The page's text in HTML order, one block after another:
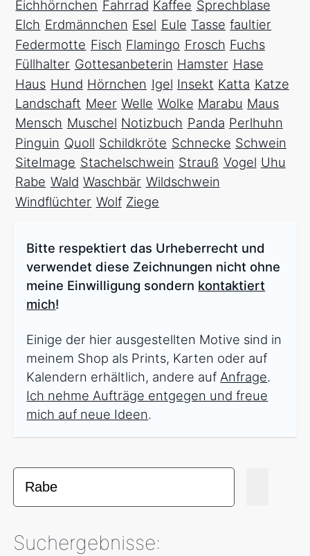
Eichhörnchen Fahrrad Kaffee Sprechblase
Elch Erdmännchen Esel Eule Tasse faultier
Federmotte Fisch Flamingo Frosch Fuchs
Füllhalter Gottesanbeterin Hamster Hase
Haus Hund Hörnchen Igel Insekt Katta Katze
Landschaft Meer Welle Wolke Marabu Maus
Mensch Muschel Notizbuch Panda Perlhuhn
Pinguin Quoll Schildkröte Schnecke Schwein
SiteImage Stachelschwein Strauß Vogel Uhu
Rabe Wald Waschbär Wildschwein
Windflüchter Wolf Ziege
Bitte respektiert das Urheberrecht und
verwendet diese Zeichnungen nicht ohne
meine Einwilligung sondern kontaktiert
mich!
Einige der hier ausgestellten Motive sind in
meinem Shop als Prints, Karten oder auf
Kalendern erhältlich, andere auf Anfrage.
Ich nehme Aufträge entgegen und freue
mich auf neue Ideen.
Suchergebnisse: